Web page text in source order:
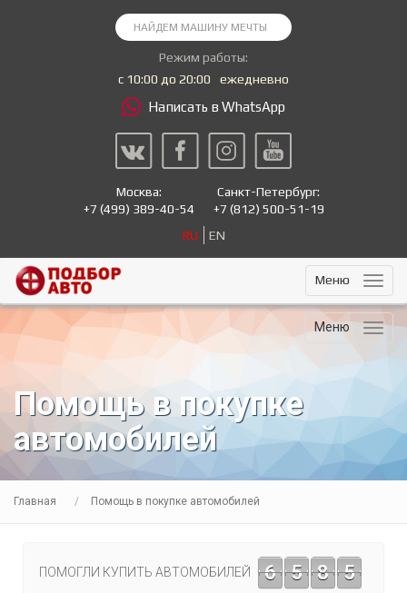
Режим работы:
с 10:00 до 20:00
ежедневно
Написать в WhatsApp
Москва:
+7 (499) 389-40-54
Санкт-Петербург:
+7 (812) 500-51-19
RU
EN
Меню
Меню
Помощь в покупке
автомобилей
Главная Помощь в покупке автомобилей
ПОМОГЛИ КУПИТЬ АВТОМОБИЛЕЙ 6 5 8 5